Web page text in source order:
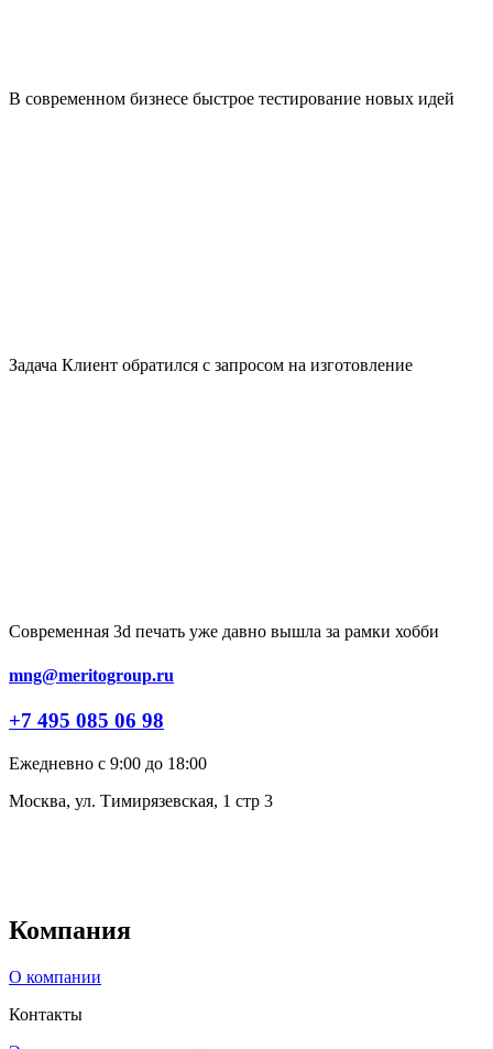
В современном бизнесе быстрое тестирование новых идей
Задача Клиент обратился с запросом на изготовление
Современная 3d печать уже давно вышла за рамки хобби
mng@meritogroup.ru
+7 495 085 06 98
Ежедневно с 9:00 до 18:00
Москва, ул. Тимирязевская, 1 стр 3
Компания
О компании
Контакты